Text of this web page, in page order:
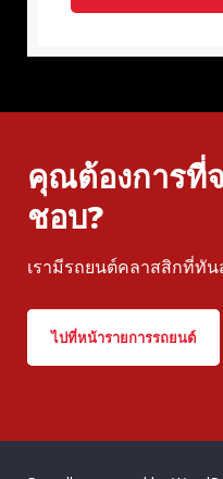
คุณต้องการ
ชอบ?
เรามีรถยนต์คลาสสิกที่ทั
ไปที่หน้ารายการรถยนต์